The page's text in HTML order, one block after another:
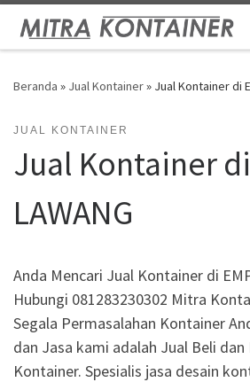
Skip to content
Beranda » Jual Kontainer» Jual Kontainer di
JUAL KONTAINER
Jual Kontainer di
LAWANG
Anda Mencari Jual Kontainer di
Hubungi 081283230302 Mitra
Segala Permasalahan Kontainer
dan Jasa kami adalah Jual Beli
Kontainer. Spesialis jasa desain